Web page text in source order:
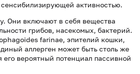
активностью.
Они включают в себя вещества
грибов, насекомых, бактерий.
farinae, эпителий кошки,
аллерген может быть столь же
вероятный потенциал пассивной